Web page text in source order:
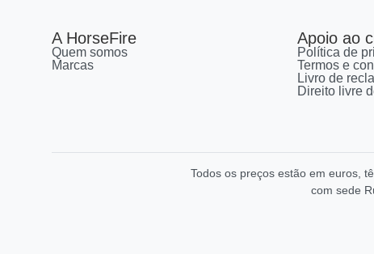
A HorseFire
Quem somos
Marcas
Apoio ao
Política de
Termos e
Livro de
Direito livre
Todos os preços estão em euros,
com sede